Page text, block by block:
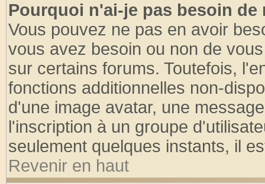
Pourquoi n'ai-je pas besoin de
Vous pouvez ne pas en avoir
vous avez besoin ou non de
sur certains forums. Toutefois,
fonctions additionnelles non-
d'une image avatar, une
l'inscription à un groupe
seulement quelques instants, il
Revenir en haut